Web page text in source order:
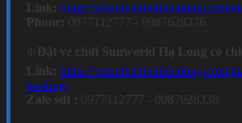
Link: https://vetauthamvinhhalong.com/
Phone: 0977112777 - 0987628336
❇️ Đặt vé chơi Sunworld Hạ Long có
Link: https://vetauthamvinhhalong.com/
ha-long/
Zalo sdt : 0977112777 - 0987628336